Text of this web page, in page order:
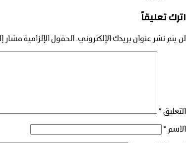
اترك تعليقاً
لن يتم نشر عنوان بريدك الإلكتروني. الحقول الإلزامية مشار
التعليق *
الاسم *